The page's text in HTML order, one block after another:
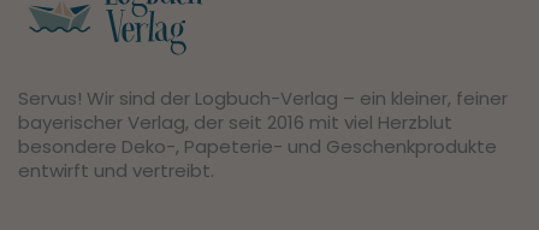
Servus! Wir sind der Logbuch-Verlag – ein kleiner, feiner
bayerischer Verlag, der seit 2016 mit viel Herzblut
besondere Deko-, Papeterie- und Geschenkprodukte
entwirft und vertreibt.